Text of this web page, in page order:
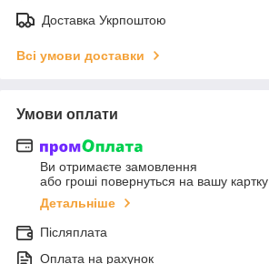
Доставка Укрпоштою
Всі умови доставки
Умови оплати
Ви отримаєте замовлення
або гроші повернуться на вашу картку
Детальніше
Післяплата
Оплата на рахунок